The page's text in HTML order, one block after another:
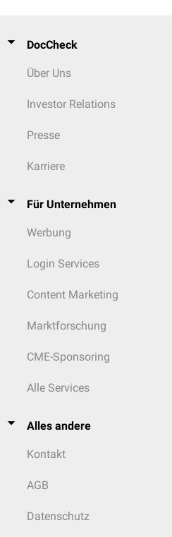
DocCheck
Über Uns
Investor Relations
Presse
Karriere
Für Unternehmen
Werbung
Login Services
Content Marketing
Marktforschung
CME-Sponsoring
Alle Services
Alles andere
Kontakt
AGB
Datenschutz